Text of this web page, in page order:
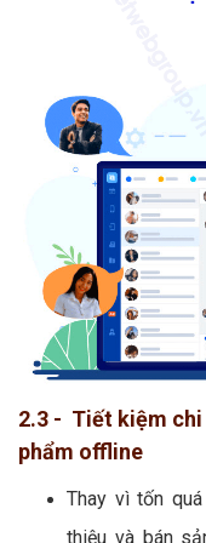
2.3 - Tiết kiệm chi
phẩm offline
Thay vì tốn
thiệu và bán